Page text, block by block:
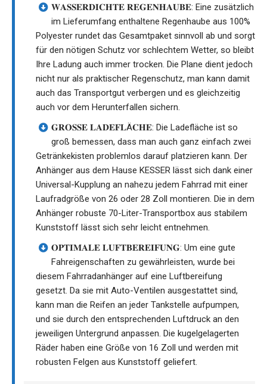
𝐖𝐀𝐒𝐒𝐄𝐑𝐃𝐈𝐂𝐇𝐓𝐄 𝐑𝐄𝐆𝐄𝐍𝐇𝐀𝐔𝐁𝐄: Eine zusätzlich
im Lieferumfang enthaltene Regenhaube aus 100%
Polyester rundet das Gesamtpaket sinnvoll ab und sorgt
für den nötigen Schutz vor schlechtem Wetter, so bleibt
Ihre Ladung auch immer trocken. Die Plane dient jedoch
nicht nur als praktischer Regenschutz, man kann damit
auch das Transportgut verbergen und es gleichzeitig
auch vor dem Herunterfallen sichern.
𝐆𝐑𝐎𝐒𝐒𝐄 𝐋𝐀𝐃𝐄𝐅𝐋Ä𝐂𝐇𝐄: Die Ladefläche ist so
groß bemessen, dass man auch ganz einfach zwei
Getränkekisten problemlos darauf platzieren kann. Der
Anhänger aus dem Hause KESSER lässt sich dank einer
Universal-Kupplung an nahezu jedem Fahrrad mit einer
Laufradgröße von 26 oder 28 Zoll montieren. Die in dem
Anhänger robuste 70-Liter-Transportbox aus stabilem
Kunststoff lässt sich sehr leicht entnehmen.
𝐎𝐏𝐓𝐈𝐌𝐀𝐋𝐄 𝐋𝐔𝐅𝐓𝐁𝐄𝐑𝐄𝐈𝐅𝐔𝐍𝐆: Um eine gute
Fahreigenschaften zu gewährleisten, wurde bei
diesem Fahrradanhänger auf eine Luftbereifung
gesetzt. Da sie mit Auto-Ventilen ausgestattet sind,
kann man die Reifen an jeder Tankstelle aufpumpen,
und sie durch den entsprechenden Luftdruck an den
jeweiligen Untergrund anpassen. Die kugelgelagerten
Räder haben eine Größe von 16 Zoll und werden mit
robusten Felgen aus Kunststoff geliefert.